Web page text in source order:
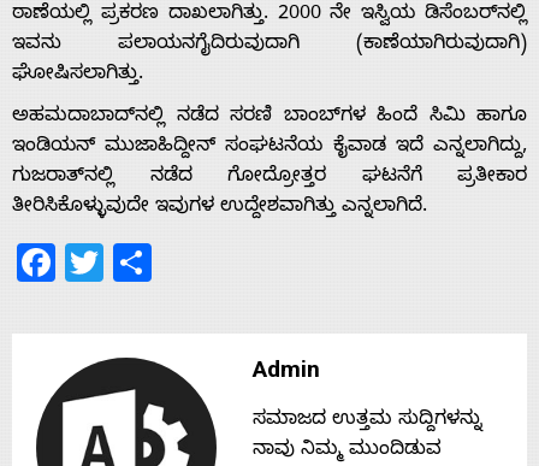
Us
Advertise
With
s
Contact
Us
ಠಾಣೆಯಲ್ಲಿ ಪ್ರಕರಣ ದಾಖಲಾಗಿತ್ತು. 2000 ನೇ ಇಸ್ವಿಯ ಡಿಸೆಂಬರ್‌ನಲ್ಲಿ
ಇವನು ಪಲಾಯನಗೈದಿರುವುದಾಗಿ (ಕಾಣೆಯಾಗಿರುವುದಾಗಿ)
ಘೋಷಿಸಲಾಗಿತ್ತು.
ಅಹಮದಾಬಾದ್‌ನಲ್ಲಿ ನಡೆದ ಸರಣಿ ಬಾಂಬ್‌ಗಳ ಹಿಂದೆ ಸಿಮಿ ಹಾಗೂ
ಇಂಡಿಯನ್ ಮುಜಾಹಿದ್ದೀನ್ ಸಂಘಟನೆಯ ಕೈವಾಡ ಇದೆ ಎನ್ನಲಾಗಿದ್ದು,
ಗುಜರಾತ್‌ನಲ್ಲಿ ನಡೆದ ಗೋದ್ರೋತ್ತರ ಘಟನೆಗೆ ಪ್ರತೀಕಾರ
ತೀರಿಸಿಕೊಳ್ಳುವುದೇ ಇವುಗಳ ಉದ್ದೇಶವಾಗಿತ್ತು ಎನ್ನಲಾಗಿದೆ.
Facebook
Twitter
Admin
ಸಮಾಜದ ಉತ್ತಮ ಸುದ್ದಿಗಳನ್ನು
ನಾವು ನಿಮ್ಮ ಮುಂದಿಡುವ